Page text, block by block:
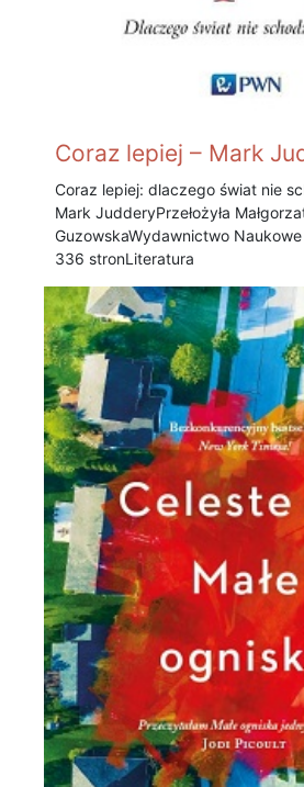
Coraz lepiej – Mark
Coraz lepiej: dlaczego świat nie
Mark Juddery Przełożyła
Guzowska Wydawnictwo
336 stronLiteratura